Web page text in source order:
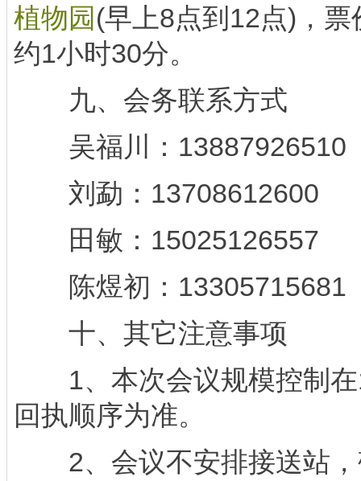
植物园 (早上8点到12点)，
约1小时30分。
九、会务联系方式
吴福川：13887926510
刘勐：13708612600
田敏：15025126557
陈煜初：13305715681
十、其它注意事项
1、本次会议规模控制在
回执顺序为准。
2、会议不安排接送站，